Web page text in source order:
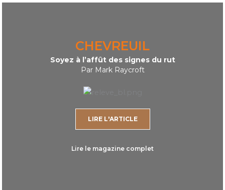
CHEVREUIL
Soyez à l’affût des signes du rut
Par Mark Raycroft
LIRE L'ARTICLE
Lire le magazine complet